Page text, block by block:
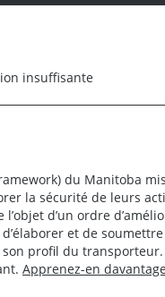
insuffisante
du Manitoba
la sécurité de leurs
d’un ordre
et de
son profil du transporteur.
Apprenez-en